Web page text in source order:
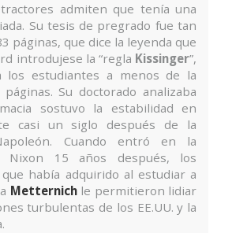
admiten que tenía una
Su tesis de pregrado fue tan
páginas, que dice la leyenda que
introdujese la “regla Kissinger”,
los estudiantes a menos de la
Su doctorado analizaba
sostuvo la estabilidad en
casi un siglo después de la
Cuando entró en la
Nixon 15 años después, los
había adquirido al estudiar a
Metternichle permitieron lidiar
turbulentas de los EE.UU. y la